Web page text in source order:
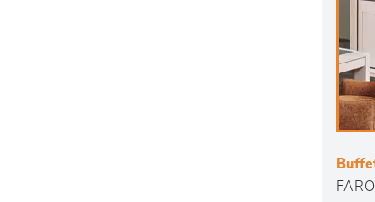
FARO